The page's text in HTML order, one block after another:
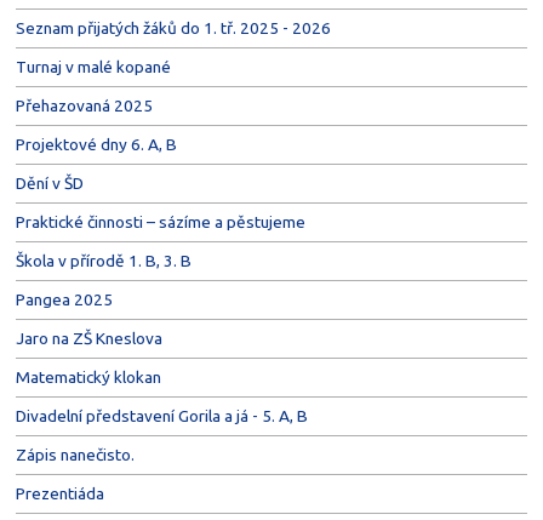
Seznam přijatých žáků do 1. tř. 2025 - 2026
Turnaj v malé kopané
Přehazovaná 2025
Projektové dny 6. A, B
Dění v ŠD
Praktické činnosti – sázíme a pěstujeme
Škola v přírodě 1. B, 3. B
Pangea 2025
Jaro na ZŠ Kneslova
Matematický klokan
Divadelní představení Gorila a já - 5. A, B
Zápis nanečisto.
Prezentiáda